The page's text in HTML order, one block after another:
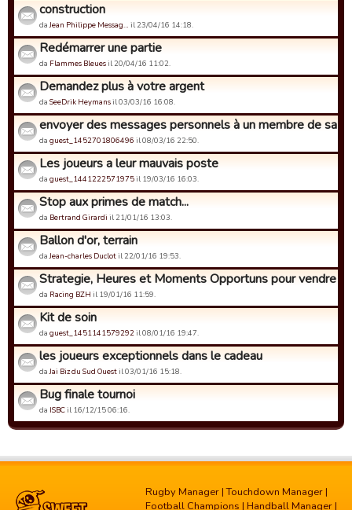
construction
daJean Philippe Messag… il 23/04/16 14:18.
Redémarrer une partie
da Flammes Bleuesil 20/04/16 11:02.
Demandez plus à votre argent
da SeeDrik Heymansil 03/03/16 16:08.
envoyer des messages personnels à un membre de sa
da guest_1452701806496 il 08/03/16 22:50.
Les joueurs a leur mauvais poste
da guest_1441222571975il 19/03/16 16:03.
Stop aux primes de match...
da Bertrand Girardi il 21/01/16 13:03.
Ballon d'or, terrain
daJean-charles Duclotil 22/01/16 19:53.
Strategie, Heures et Moments Opportuns pour vendre
da Racing BZH il 19/01/16 11:59.
Kit de soin
da guest_1451141579292il 08/01/16 19:47.
les joueurs exceptionnels dans le cadeau
daJai Biz du Sud Ouestil 03/01/16 15:18.
Bug finale tournoi
da ISBCil 16/12/15 06:16.
Rugby Manager |Touchdown Manager |
Football Champions | Handball Manager |